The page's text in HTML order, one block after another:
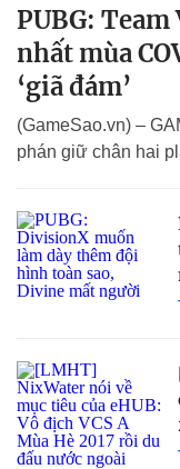
PUBG:
nhất mùa
‘giã đám’
(GameSao.vn) –
phán giữ chân hai